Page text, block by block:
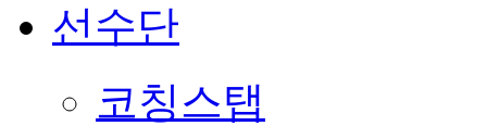
선수단
코칭스탭